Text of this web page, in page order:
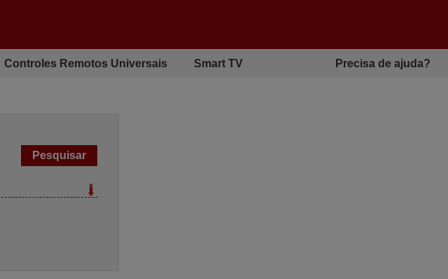
Controles Remotos Universais Smart TV Precisa de ajuda?